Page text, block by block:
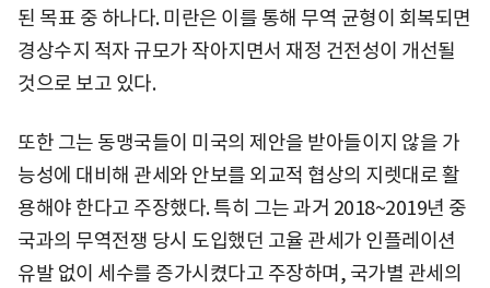
된 목표 중 하나다. 미란은 이를 통해 무역 균형이 회복되면
경상수지 적자 규모가 작아지면서 재정 건전성이 개선될
것으로 보고 있다.
또한 그는 동맹국들이 미국의 제안을 받아들이지 않을 가
능성에 대비해 관세와 안보를 외교적 협상의 지렛대로 활
용해야 한다고 주장했다. 특히 그는 과거 2018~2019년 중
국과의 무역전쟁 당시 도입했던 고율 관세가 인플레이션
유발 없이 세수를 증가시켰다고 주장하며, 국가별 관세의